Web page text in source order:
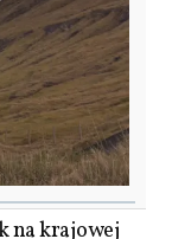
na krajowej